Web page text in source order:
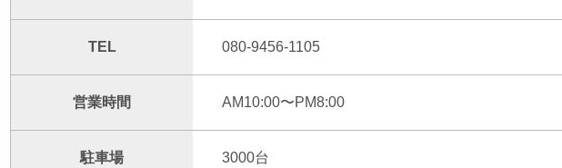
TEL 080-9456-1105
営業時間 AM10:00〜PM8:00
駐車場 3000台